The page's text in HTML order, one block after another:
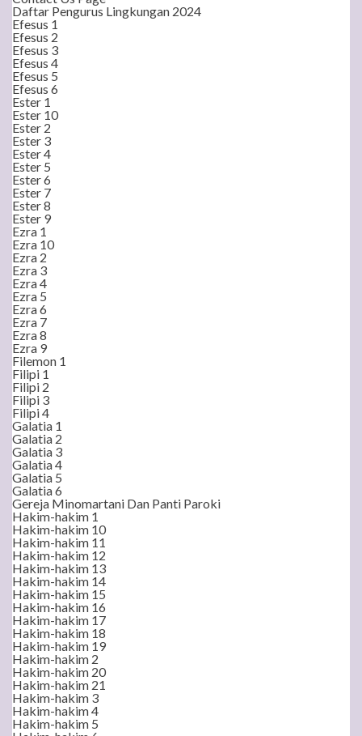
Daftar Pengurus Lingkungan 2024
Efesus 1
Efesus 2
Efesus 3
Efesus 4
Efesus 5
Efesus 6
Ester 1
Ester 10
Ester 2
Ester 3
Ester 4
Ester 5
Ester 6
Ester 7
Ester 8
Ester 9
Ezra 1
Ezra 10
Ezra 2
Ezra 3
Ezra 4
Ezra 5
Ezra 6
Ezra 7
Ezra 8
Ezra 9
Filemon 1
Filipi 1
Filipi 2
Filipi 3
Filipi 4
Galatia 1
Galatia 2
Galatia 3
Galatia 4
Galatia 5
Galatia 6
Gereja Minomartani Dan Panti Paroki
Hakim-hakim 1
Hakim-hakim 10
Hakim-hakim 11
Hakim-hakim 12
Hakim-hakim 13
Hakim-hakim 14
Hakim-hakim 15
Hakim-hakim 16
Hakim-hakim 17
Hakim-hakim 18
Hakim-hakim 19
Hakim-hakim 2
Hakim-hakim 20
Hakim-hakim 21
Hakim-hakim 3
Hakim-hakim 4
Hakim-hakim 5